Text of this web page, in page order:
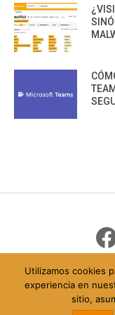
©
Utilizamos cookies
experiencia en
sitio,